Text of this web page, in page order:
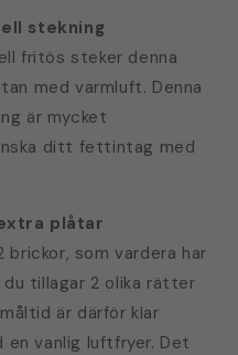
stekning
fritös steker denna
med varmluft. Denna
är mycket
ditt fettintag med
plåtar
som vardera har
tillagar 2 olika rätter
är därför klar
vanlig luftfryer. Det